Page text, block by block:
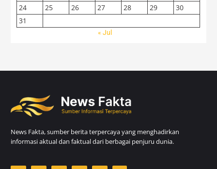
24
25 26 27 28 29
30
31
« Jul
News Fakta, sumber berita terpercaya yang menghadirkan
informasi aktual dan faktual dari berbagai penjuru dunia.